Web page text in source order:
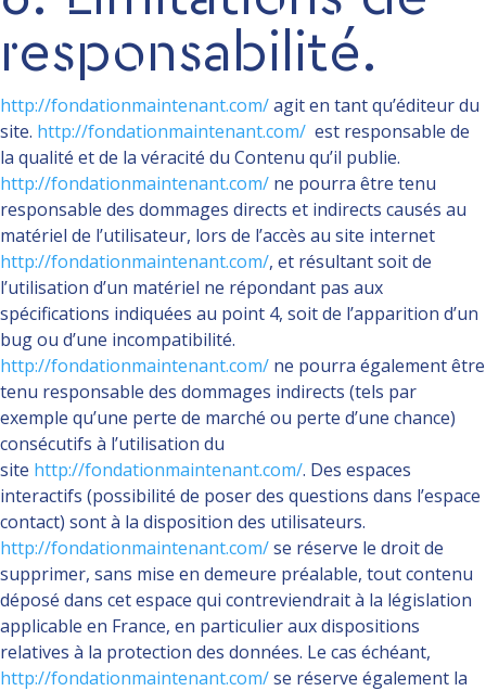
responsabilité.
http://fondationmaintenant.com/agit en tant qu’éditeur du
site. http://fondationmaintenant.com/ est responsable de
la qualité et de la véracité du Contenu qu’il publie.
http://fondationmaintenant.com/ ne pourra être tenu
responsable des dommages directs et indirects causés au
matériel de l’utilisateur, lors de l’accès au site internet
http://fondationmaintenant.com/, et résultant soit de
l’utilisation d’un matériel ne répondant pas aux
spécifications indiquées au point 4, soit de l’apparition d’un
bug ou d’une incompatibilité.
http://fondationmaintenant.com/ ne pourra également être
tenu responsable des dommages indirects (tels par
exemple qu’une perte de marché ou perte d’une chance)
consécutifs à l’utilisation du
site http://fondationmaintenant.com/. Des espaces
interactifs (possibilité de poser des questions dans l’espace
contact) sont à la disposition des utilisateurs.
http://fondationmaintenant.com/se réserve le droit de
supprimer, sans mise en demeure préalable, tout contenu
déposé dans cet espace qui contreviendrait à la législation
applicable en France, en particulier aux dispositions
relatives à la protection des données. Le cas échéant,
http://fondationmaintenant.com/se réserve également la